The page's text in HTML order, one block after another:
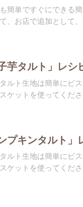
簡単ですぐにできる
、お店で追加として
芋タルト」レシ
ルト生地は簡単にビ
ケットを使ってくだ
プキンタルト」
ルト生地は簡単にビ
ケットを使ってくだ